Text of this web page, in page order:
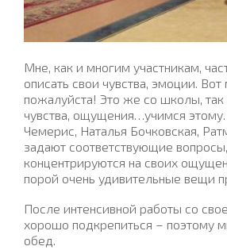
Мне, как и многим участникам,
описать свои чувства, эмоции.
пожалуйста! Это же со школы, так
чувства, ощущения…учимся
Чемерис, Наталья Бочковская,
задают соответствующие
концентрируются на своих
порой очень удивительные вещи
После интенсивной работы со
хорошо подкрепиться – поэтому
обед.